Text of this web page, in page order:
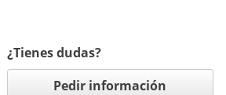
¿Tienes dudas?
Pedir información